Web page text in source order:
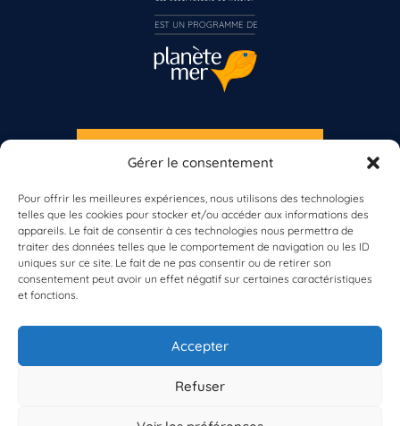
Gérer le consentement
Pour offrir les meilleures expériences, nous utilisons des technologies
telles que les cookies pour stocker et/ou accéder aux informations des
appareils. Le fait de consentir à ces technologies nous permettra de
traiter des données telles que le comportement de navigation ou les ID
uniques sur ce site. Le fait de ne pas consentir ou de retirer son
consentement peut avoir un effet négatif sur certaines caractéristiques
et fonctions.
Accepter
Refuser
À propos de BioLit
Vos données d'observation
Ressources
Résultats du programme
Contacts
S'INSCRIRE À LA NEWSLETTER
Inscrivez-vous dès maintenant